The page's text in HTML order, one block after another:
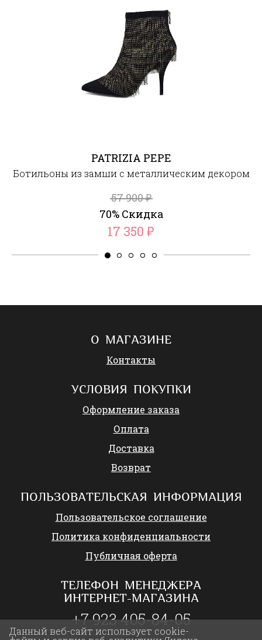
PATRIZIA PEPE
Ботильоны из замши с металлическим декором
57 900₽
70% Скидка
17 350 ₽
О МАГАЗИНЕ
Контакты
УСЛОВИЯ ПОКУПКИ
Оформление заказа
Оплата
Доставка
Возврат
ПОЛЬЗОВАТЕЛЬСКАЯ ИНФОРМАЦИЯ
Пользовательское соглашение
Политика конфиденциальности
Публичная оферта
ТЕЛЕФОН МЕНЕДЖЕРА
ИНТЕРНЕТ-МАГАЗИНА
+7 923 405-84-05
Данный веб-сайт использует cookie-